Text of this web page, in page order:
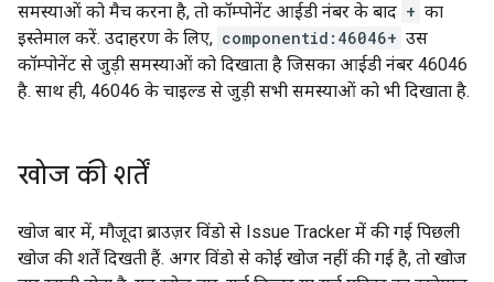
समस्याओं को मैच करना है, तो कॉम्पोनेंट आईडी नंबर के बाद + का
इस्तेमाल करें. उदाहरण के लिए, componentid:46046+ उस
कॉम्पोनेंट से जुड़ी समस्याओं को दिखाता है जिसका आईडी नंबर 46046
है. साथ ही, 46046 के चाइल्ड से जुड़ी सभी समस्याओं को भी दिखाता है.
खोज की शर्तें
खोज बार में, मौजूदा ब्राउज़र विंडो से Issue Tracker में की गई पिछली
खोज की शर्तें दिखती हैं. अगर विंडो से कोई खोज नहीं की गई है, तो खोज